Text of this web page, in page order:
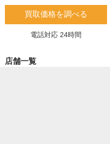
買取価格を調べる
電話対応 24時間
店舗一覧